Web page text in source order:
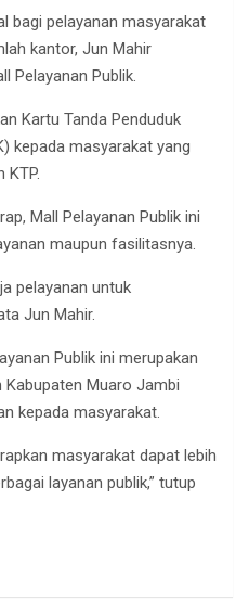
bagi pelayanan masyarakat
kantor, Jun Mahir
Pelayanan Publik.
Kartu Tanda Penduduk
kepada masyarakat yang
KTP.
Mall Pelayanan Publik ini
maupun fasilitasnya.
pelayanan untuk
Jun Mahir.
Publik ini merupakan
Muaro Jambi
kepada masyarakat.
masyarakat dapat lebih
layanan publik,” tutup